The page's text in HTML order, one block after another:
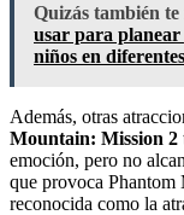
Quizás también te
usar para
niños en
Además, otras
Mountain: Mission 2
emoción, pero no
que provoca Phantom
reconocida como la